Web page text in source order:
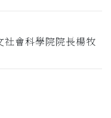
會科學院院長楊牧